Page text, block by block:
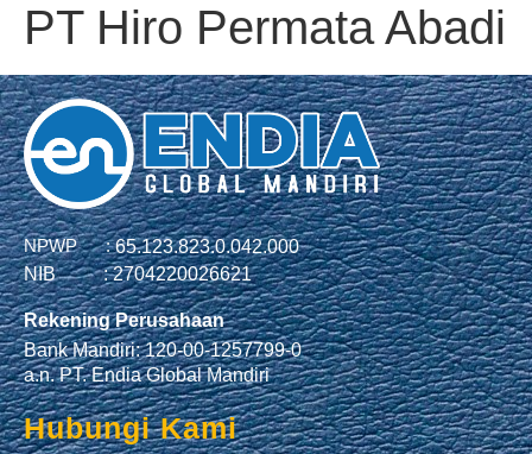
PT Hiro Permata Abadi
NPWP :65.123.823.0.042.000
NIB :2704220026621
Rekening Perusahaan
Bank Mandiri: 120-00-1257799-0
a.n. PT. Endia Global Mandiri
Hubungi Kami